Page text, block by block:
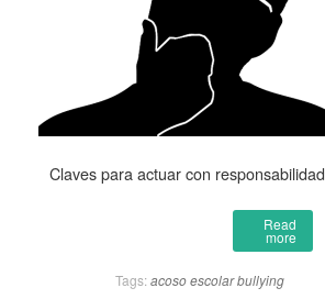
Claves para actuar con responsabilidad
Read
more
Tags: acoso escolarbullying